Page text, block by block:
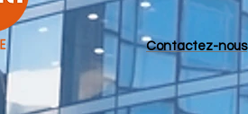
Contactez-nous